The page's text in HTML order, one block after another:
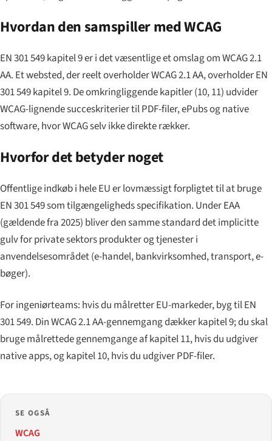
Hvordan den samspiller med WCAG
EN 301 549 kapitel 9 er i det væsentlige et omslag om WCAG 2.1
AA. Et websted, der reelt overholder WCAG 2.1 AA, overholder EN
301 549 kapitel 9. De omkringliggende kapitler (10, 11) udvider
WCAG-lignende succeskriterier til PDF-filer, ePubs og native
software, hvor WCAG selv ikke direkte rækker.
Hvorfor det betyder noget
Offentlige indkøb i hele EU er lovmæssigt forpligtet til at bruge
EN 301 549 som tilgængeligheds specifikation. Under EAA
(gældende fra 2025) bliver den samme standard det implicitte
gulv for private sektors produkter og tjenester i
anvendelsesområdet (e-handel, bankvirksomhed, transport, e-
bøger).
For ingeniørteams: hvis du målretter EU-markeder, byg til EN
301 549. Din WCAG 2.1 AA-gennemgang dækker kapitel 9; du skal
bruge målrettede gennemgange af kapitel 11, hvis du udgiver
native apps, og kapitel 10, hvis du udgiver PDF-filer.
SE OGSÅ
WCAG